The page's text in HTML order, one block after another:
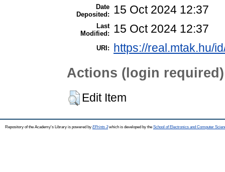
Date
Deposited:
15 Oct 2024 12:37
Last
Modified:
15 Oct 2024 12:37
URI: https://real.mtak.hu/
Actions (login required)
Edit Item
Repository of the Academy's Library is powered by EPrints 3which is developed by the School of Electronics and Computer